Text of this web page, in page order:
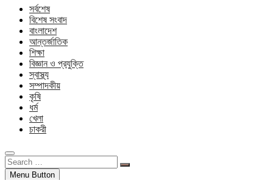
সর্বশেষ
বিশেষ সংবাদ
বাংলাদেশ
আন্তর্জাতিক
শিক্ষা
বিজ্ঞান ও প্রযুক্তি
স্বাস্থ্য
সম্পাদকীয়
কৃষি
ধর্ম
খেলা
চাকরী
Search
…Menu Button